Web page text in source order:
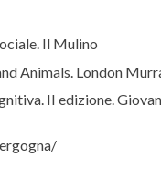
Il Mulino
Animals. London
II edizione.